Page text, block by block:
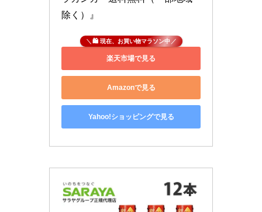
除く）』
🛍 現在、お買い物マラソン中
楽天市場で見る
Amazonで見る
Yahoo!ショッピングで見る